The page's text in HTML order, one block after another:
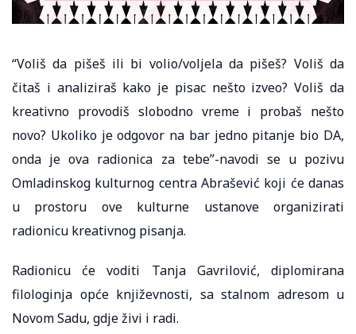
“Voliš da pišeš ili bi volio/voljela da pišeš? Voliš da
čitaš i analiziraš kako je pisac nešto izveo? Voliš da
kreativno provodiš slobodno vreme i probaš nešto
novo? Ukoliko je odgovor na bar jedno pitanje bio DA,
onda je ova radionica za tebe”-navodi se u pozivu
Omladinskog kulturnog centra Abrašević koji će danas
u prostoru ove kulturne ustanove organizirati
radionicu kreativnog pisanja.
Radionicu će voditi Tanja Gavrilović, diplomirana
filologinja opće književnosti, sa stalnom adresom u
Novom Sadu, gdje živi i radi.